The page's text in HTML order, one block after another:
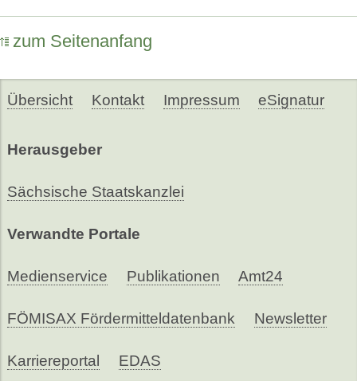
zum Seitenanfang
Übersicht Kontakt Impressum eSignatur
Herausgeber
Sächsische Staatskanzlei
Verwandte Portale
Medienservice Publikationen Amt24
FÖMISAX Fördermitteldatenbank Newsletter
Karriereportal EDAS